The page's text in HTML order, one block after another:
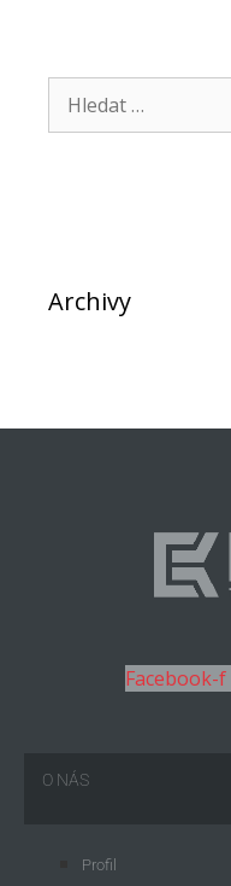
Hledat:
Archivy
Facebook-f
O NÁS
Profil